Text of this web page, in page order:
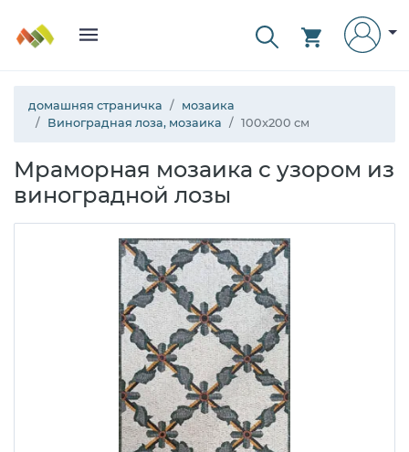
домашняя страничка
мозаика
Виноградная лоза, мозаика
100x200 см
Мраморная мозаика с узором из
виноградной лозы